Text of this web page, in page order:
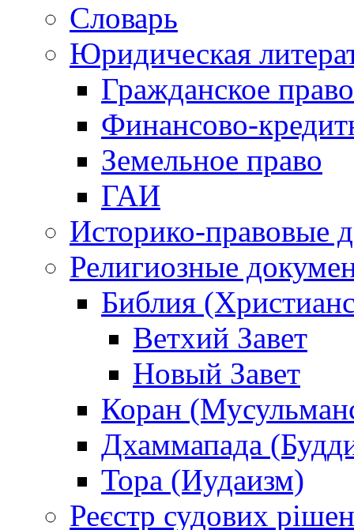
Словарь
Юридическая
Гражданское право
Финансово-
Земельное право
ГАИ
Историко-правовые
Религиозные
Библия
Ветхий Завет
Новый Завет
Коран
Дхаммапада
Тора (Иудаизм)
Реєстр судових